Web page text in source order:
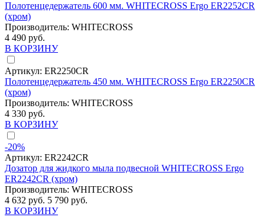
Полотенцедержатель 600 мм. WHITECROSS Ergo ER2252CR
(хром)
Производитель: WHITECROSS
4 490 руб.
В КОРЗИНУ
Артикул: ER2250CR
Полотенцедержатель 450 мм. WHITECROSS Ergo ER2250CR
(хром)
Производитель: WHITECROSS
4 330 руб.
В КОРЗИНУ
-20%
Артикул: ER2242CR
Дозатор для жидкого мыла подвесной WHITECROSS Ergo
ER2242CR (хром)
Производитель: WHITECROSS
4 632 руб. 5 790 руб.
В КОРЗИНУ